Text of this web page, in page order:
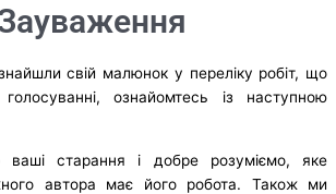
свій малюнок у переліку робіт, що
ознайомтесь із наступною
старання і добре розуміємо, яке
автора має його робота. Також ми